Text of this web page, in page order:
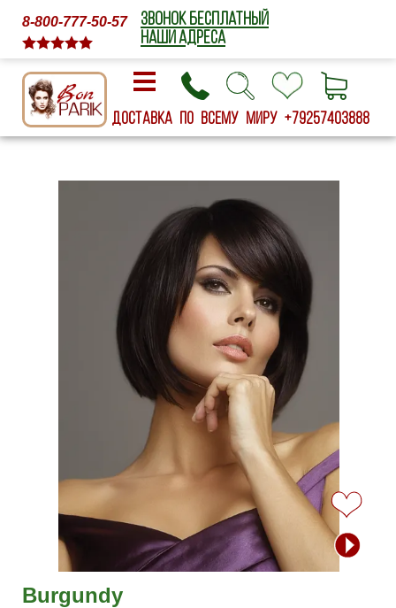
8-800-777-50-57
ЗВОНОК БЕСПЛАТНЫЙ
НАШИ АДРЕСА
Доставка по всему миру +79257403888
Burgundy